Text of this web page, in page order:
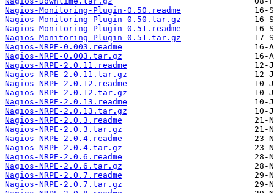
Nagios-Monitoring-Plugin-0.50.readme
Nagios-Monitoring-Plugin-0.50.tar.gz
Nagios-Monitoring-Plugin-0.51.readme
Nagios-Monitoring-Plugin-0.51.tar.gz
Nagios-NRPE-0.003.readme
Nagios-NRPE-0.003.tar.gz
Nagios-NRPE-2.0.11.readme
Nagios-NRPE-2.0.11.tar.gz
Nagios-NRPE-2.0.12.readme
Nagios-NRPE-2.0.12.tar.gz
Nagios-NRPE-2.0.13.readme
Nagios-NRPE-2.0.13.tar.gz
Nagios-NRPE-2.0.3.readme
Nagios-NRPE-2.0.3.tar.gz
Nagios-NRPE-2.0.4.readme
Nagios-NRPE-2.0.4.tar.gz
Nagios-NRPE-2.0.6.readme
Nagios-NRPE-2.0.6.tar.gz
Nagios-NRPE-2.0.7.readme
Nagios-NRPE-2.0.7.tar.gz